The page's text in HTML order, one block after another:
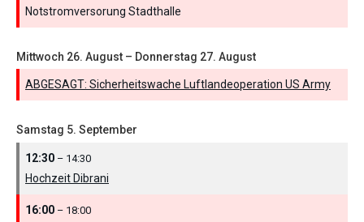
Notstromversorung Stadthalle
Mittwoch 26. August – Donnerstag 27. August
ABGESAGT: Sicherheitswache Luftlandeoperation US Army
Samstag 5. September
12:30 – 14:30
Hochzeit Dibrani
16:00 – 18:00